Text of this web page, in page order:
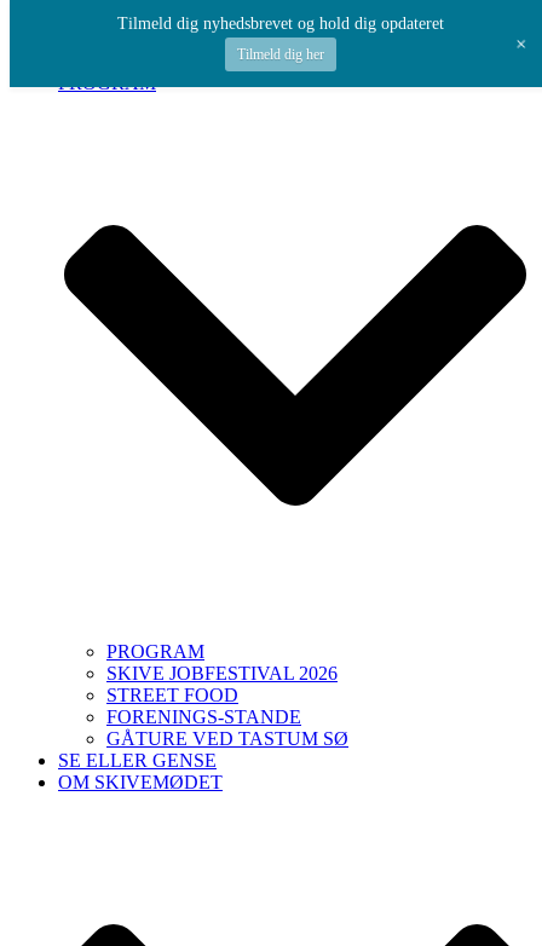
Spring til indhold
PROGRAM
PROGRAM
SKIVE JOBFESTIVAL 2026
STREET FOOD
FORENINGS-STANDE
GÅTURE VED TASTUM SØ
SE ELLER GENSE
OM SKIVEMØDET
Tilmeld dig nyhedsbrevet og hold dig opdateret
Tilmeld dig her +